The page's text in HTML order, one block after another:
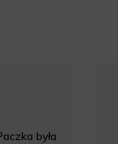
była